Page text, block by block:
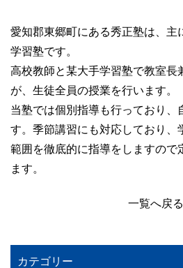
愛知郡東郷町にある秀正塾は、主
学習塾です。
高校教師と某大手学習塾で教室長
が、生徒全員の授業を行います。
当塾では個別指導も行っており、
す。季節講習にも対応しており、
範囲を徹底的に指導をしますので
ます。
一覧へ戻る
カテゴリー